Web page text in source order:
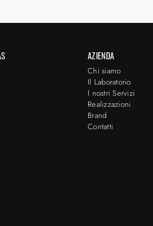
AZIENDA
Chi siamo
Il Laboratorio
I nostri Servizi
Realizzazioni
Brand
Contatti